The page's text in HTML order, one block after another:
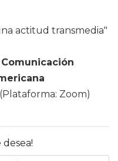
actitud transmedia"
Zoom)